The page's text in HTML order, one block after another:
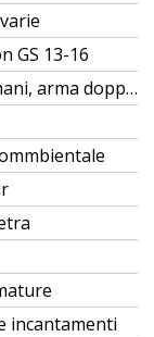
GS 13-16
arma doppia
incantamenti